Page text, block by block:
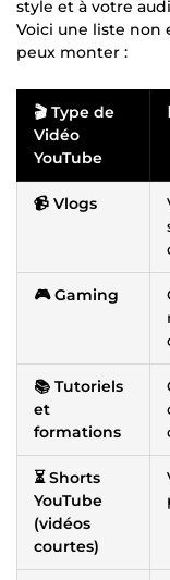
style et à votre
Voici une liste non
peux monter :
🎬 Type de
Vidéo
YouTube
📹 Vlogs
🎮 Gaming
📚 Tutoriels
et
formations
⏳ Shorts
YouTube
(vidéos
courtes)